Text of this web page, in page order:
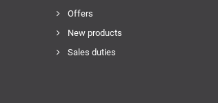
Offers
New products
Sales duties